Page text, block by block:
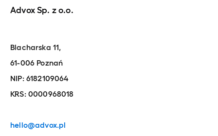
Advox Sp. z o.o.
Blacharska 11,
61-006 Poznań
NIP: 6182109064
KRS: 0000968018
hello@advox.pl